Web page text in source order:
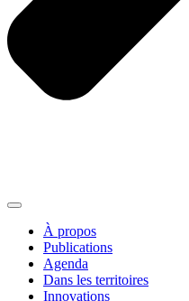
À propos
Publications
Agenda
Dans les territoires
Innovations